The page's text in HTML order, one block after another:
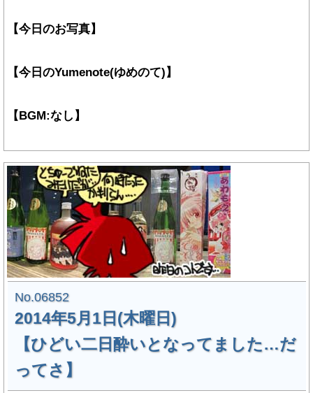
【今日のお写真】
【今日のYumenote(ゆめのて)】
【BGM:なし】
No.06852
2014年5月1日(木曜日)
【ひどい二日酔いとなってました…だ
ってさ】